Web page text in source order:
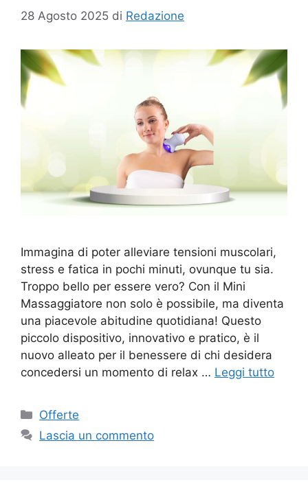
28 Agosto 2025 di Redazione
Immagina di poter alleviare tensioni muscolari,
stress e fatica in pochi minuti, ovunque tu sia.
Troppo bello per essere vero? Con il Mini
Massaggiatore non solo è possibile, ma diventa
una piacevole abitudine quotidiana! Questo
piccolo dispositivo, innovativo e pratico, è il
nuovo alleato per il benessere di chi desidera
concedersi un momento di relax … Leggi tutto
Categorie
Offerte
Lascia un commento